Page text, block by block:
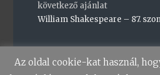
következő ajánlat
William Shakespeare – 87.
Az oldal cookie-kat használ,